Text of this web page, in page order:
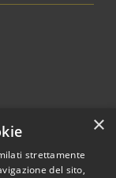
×
strettamente
del sito,